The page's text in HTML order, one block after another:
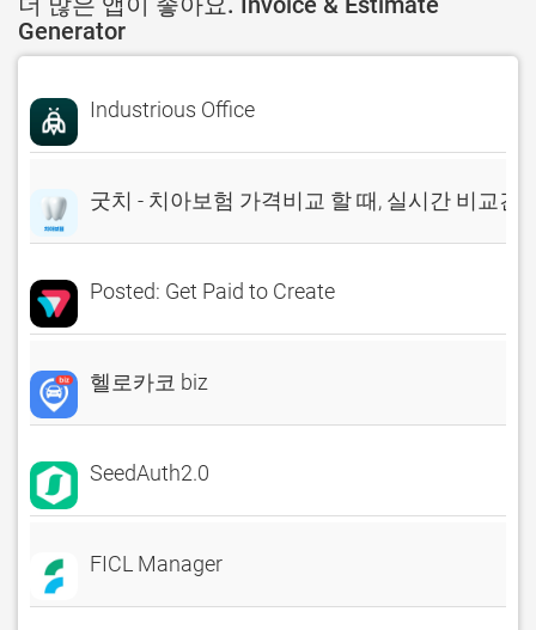
Generator
Industrious Office
굿치 - 치아보험 가격비교 할 때, 실시간 비교견
Posted: Get Paid to Create
헬로카코 biz
SeedAuth2.0
FICL Manager